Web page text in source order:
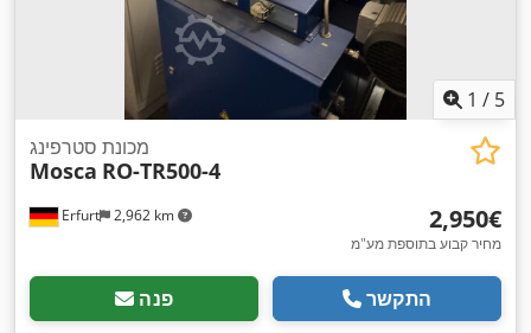
1 / 5
Erfurt 2,962 km
מכונת סטרפינג
Mosca RO-TR500-4
‏2,950 ‏€
מחיר קבוע בתוספת מע"מ
פנה התקשר